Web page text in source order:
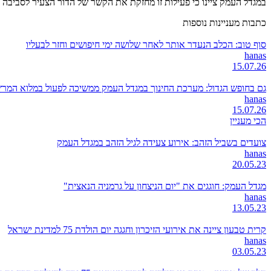
במגדל העמק ציינו כי פעילות זו מחזקת את הקשר של הדור הצעיר
כתבות מעניינות נוספות
סוף טוב: הכלב הנעדר אותר לאחר שלושה ימי חיפושים וחזר לבעליו
hanas
15.07.26
גם בחופש הגדול: מערכת החינוך במגדל העמק ממשיכה לפעול במלוא
hanas
15.07.26
הכי מעניין
צועדים בשביל הזהב: אירוע צעידה לגיל הזהב במגדל העמק
hanas
20.05.23
מגדל העמק: חוגגים את "יום הניצחון על גרמניה הנאצית"
hanas
13.05.23
קרית טבעון ציינה את אירועי הזיכרון וחגגה יום הולדת 75 למדינת ישראל
hanas
03.05.23